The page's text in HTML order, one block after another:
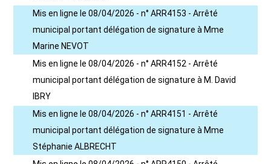
Mis en ligne le 08/04/2026 - n° ARR4153 - Arrêté
municipal portant délégation de signature à Mme
Marine NEVOT
Mis en ligne le 08/04/2026 - n° ARR4152 - Arrêté
municipal portant délégation de signature à M. David
IBRY
Mis en ligne le 08/04/2026 - n° ARR4151 - Arrêté
municipal portant délégation de signature à Mme
Stéphanie ALBRECHT